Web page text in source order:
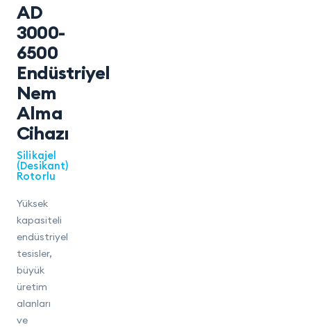
AD
3000-
6500
Endüstriyel
Nem
Alma
Cihazı
Silikajel
(Desikant)
Rotorlu
Yüksek
kapasiteli
endüstriyel
tesisler,
büyük
üretim
alanları
ve